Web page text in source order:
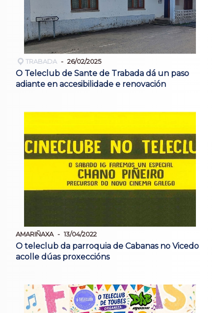
TRABADA 26/02/2025
O Teleclub de Sante de Trabada dá un paso
adiante en accesibilidade e renovación
AMARIÑAXA 13/04/2022
O teleclub da parroquia de Cabanas no Vicedo
acolle dúas proxeccións